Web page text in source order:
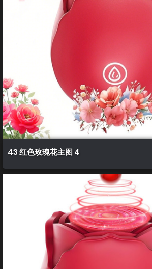
43 红色玫瑰花主图 4